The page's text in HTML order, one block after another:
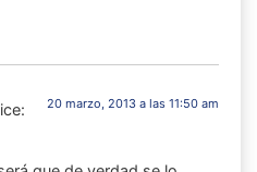
20 marzo, 2013 a las 11:50 am